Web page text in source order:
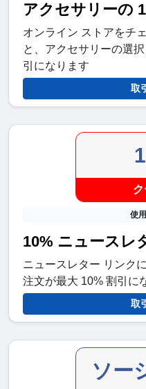
アクセサリーの
オンライン ストアをチ
と、アクセサリーの選
引になります
取
使
10% ニュースレ
ニュースレター リンク
注文が最大 10% 割引に
取
ソー